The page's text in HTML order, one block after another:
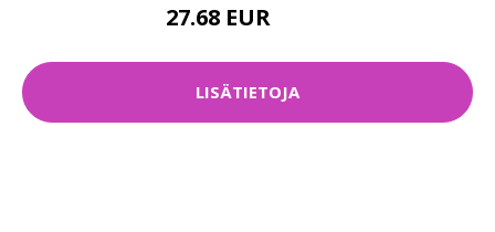
27.68 EUR
LISÄTIETOJA